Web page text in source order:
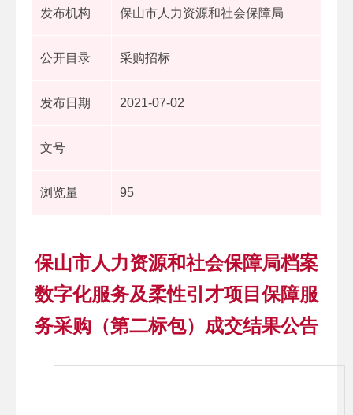
发布机构 保山市人力资源和社会保障局
公开目录 采购招标
发布日期 2021-07-02
文号
浏览量 95
保山市人力资源和社会保障局档案
数字化服务及柔性引才项目保障服
务采购（第二标包）成交结果公告